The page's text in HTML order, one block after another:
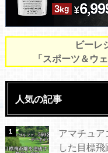
ビーレ
「スポーツ＆ウ
人気の記事
アマチュ
した目標